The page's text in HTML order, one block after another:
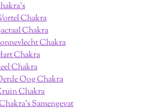
Chakra
Chakra
Chakra
Chakra
Chakra
Oog Chakra
Chakra
Samengevat